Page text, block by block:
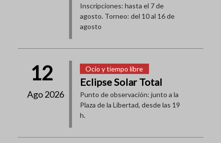
Inscripciones: hasta el 7 de
agosto. Torneo: del 10 al 16 de
agosto
12
Ago 2026
Ocio y tiempo libre
Eclipse Solar Total
Punto de observación: junto a la
Plaza de la Libertad, desde las 19
h.